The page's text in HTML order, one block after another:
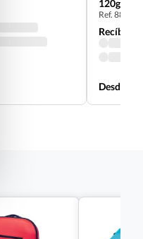
120g/m2
Ref.
Recíbelo
Desde